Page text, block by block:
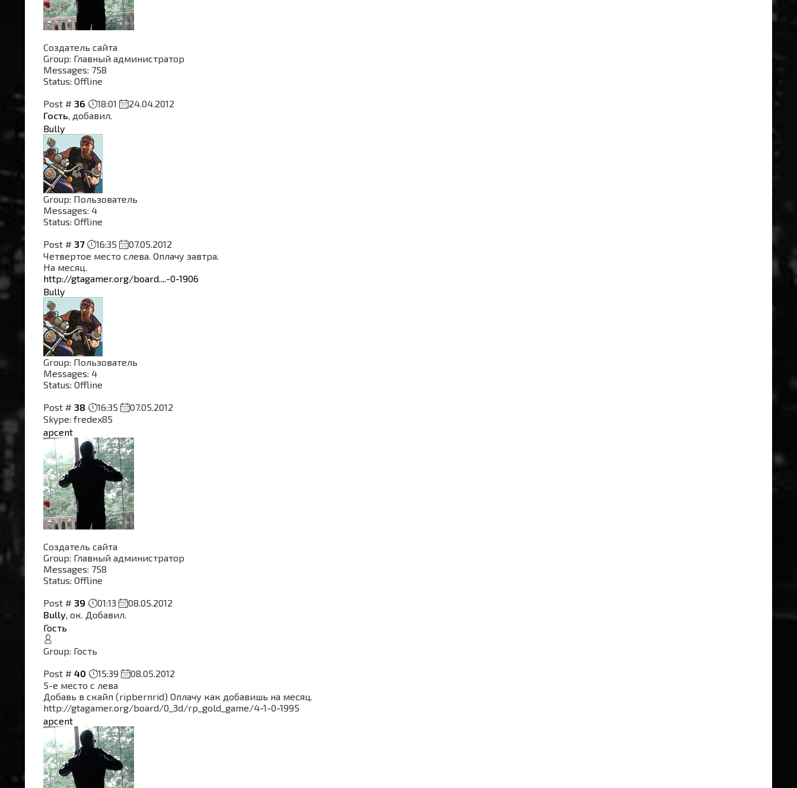
Создатель сайта
Group: Главный администратор
Messages: 758
Status: Offline
Post # 36 18:01
24.04.2012
Гость, добавил.
Bully
Group: Пользователь
Messages: 4
Status: Offline
Post # 37 16:35
07.05.2012
Четвертое место слева. Оплачу завтра.
На месяц.
http://gtagamer.org/board....-0-1906
Bully
Group: Пользователь
Messages: 4
Status: Offline
Post # 38 16:35
07.05.2012
Skype: fredex85
apcent
Создатель сайта
Group: Главный администратор
Messages: 758
Status: Offline
Post # 39 01:13
08.05.2012
Bully, ок. Добавил.
Гость
Group: Гость
Post # 40 15:39
08.05.2012
5-е место с лева
Добавь в скайп (ripbernrid) Оплачу как добавишь на месяц.
http://gtagamer.org/board/0_3d/rp_gold_game/4-1-0-1995
apcent